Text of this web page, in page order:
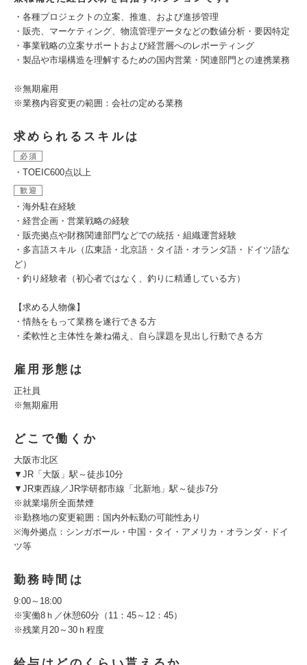
・各種プロジェクトの立案、推進、および進捗管理
・販売、マーケティング、物流管理データなどの数値分析・要因特定
・事業戦略の立案サポートおよび経営層へのレポーティング
・製品や市場構造を理解するための国内営業・関連部門との連携業務
※無期雇用
※業務内容変更の範囲：会社の定める業務
求められるスキルは
必須
・TOEIC600点以上
歓迎
・海外駐在経験
・経営企画・営業戦略の経験
・販売拠点や財務関連部門などでの統括・組織運営経験
・多言語スキル（広東語・北京語・タイ語・オランダ語・ドイツ語な
ど）
・釣り経験者（初心者ではなく、釣りに精通している方）
【求める人物像】
・情熱をもって業務を遂行できる方
・柔軟性と主体性を兼ね備え、自ら課題を見出し行動できる方
雇用形態は
正社員
※無期雇用
どこで働くか
大阪市北区
▼JR「大阪」駅～徒歩10分
▼JR東西線／JR学研都市線「北新地」駅～徒歩7分
※就業場所全面禁煙
※勤務地の変更範囲：国内外転勤の可能性あり
※海外拠点：シンガポール・中国・タイ・アメリカ・オランダ・ドイ
ツ等
勤務時間は
9:00～18:00
※実働8ｈ／休憩60分（11：45～12：45）
※残業月20～30ｈ程度